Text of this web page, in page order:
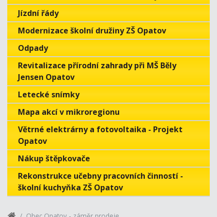
Jízdní řády
Modernizace školní družiny ZŠ Opatov
Odpady
Revitalizace přírodní zahrady při MŠ Běly
Jensen Opatov
Letecké snímky
Mapa akcí v mikroregionu
Větrné elektrárny a fotovoltaika - Projekt
Opatov
Nákup štěpkovače
Rekonstrukce učebny pracovních činností -
školní kuchyňka ZŠ Opatov